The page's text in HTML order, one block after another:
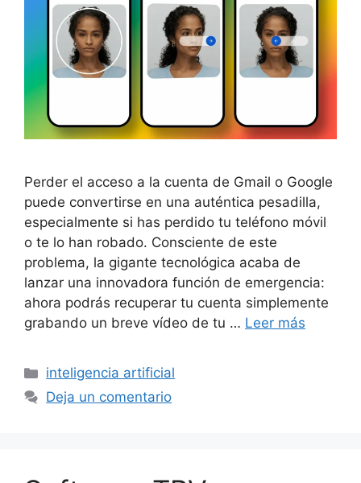
Perder el acceso a la cuenta de Gmail o Google
puede convertirse en una auténtica pesadilla,
especialmente si has perdido tu teléfono móvil
o te lo han robado. Consciente de este
problema, la gigante tecnológica acaba de
lanzar una innovadora función de emergencia:
ahora podrás recuperar tu cuenta simplemente
grabando un breve vídeo de tu … Leer más
Categorías
inteligencia artificial
Deja un comentario